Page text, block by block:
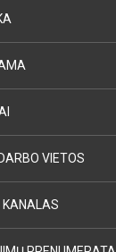
VIETOS
KANALAS